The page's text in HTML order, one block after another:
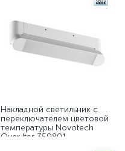
Накладной светильник с
переключателем цветовой
температуры Novotech
Over Iter 359801